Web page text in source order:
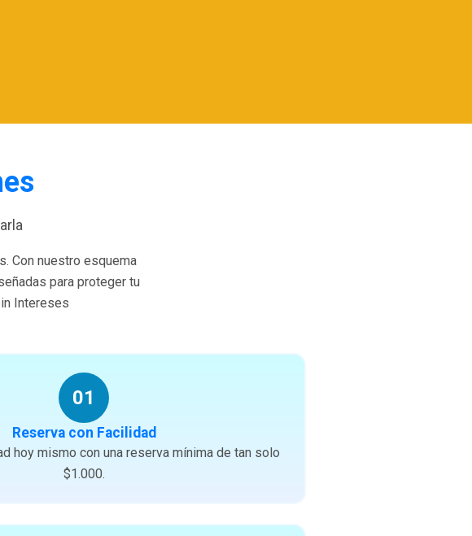
Con nuestro esquema
para proteger tu
Intereses
01
Reserva con Facilidad
hoy mismo con una reserva mínima de tan solo
$1.000.